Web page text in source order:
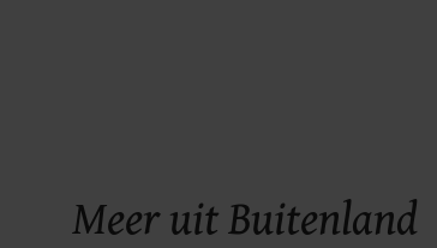
Meer uit Buitenland